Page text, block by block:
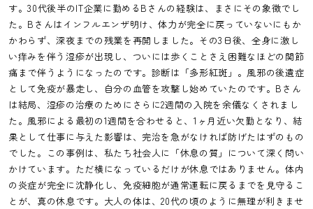
す。30代後半のIT企業に勤めるBさんの経験は、まさにその象徴でし
た。Bさんはインフルエンザ明け、体力が完全に戻っていないにもか
かわらず、深夜までの残業を再開しました。その3日後、全身に激し
い痒みを伴う湿疹が出現し、ついには歩くことさえ困難なほどの関節
痛まで伴うようになったのです。診断は「多形紅斑」。風邪の後遺症
として免疫が暴走し、自分の血管を攻撃し始めていたのです。Bさん
は結局、湿疹の治療のためにさらに2週間の入院を余儀なくされまし
た。風邪による最初の1週間を合わせると、1ヶ月近い欠勤となり、結
果として仕事に与えた影響は、完治を急がなければ防げたはずのもの
でした。この事例は、私たち社会人に「休息の質」について深く問い
かけています。ただ横になっているだけが休息ではありません。体内
の炎症が完全に沈静化し、免疫細胞が通常運転に戻るまでを見守るこ
とが、真の休息です。大人の体は、20代の頃のように無理が利きませ